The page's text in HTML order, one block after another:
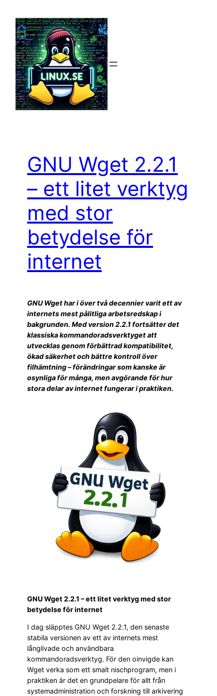
innehåll
GNU Wget 2.2.1
– ett litet verktyg
med stor
betydelse för
internet
GNU Wget har i över två decennier varit ett av
internets mest pålitliga arbetsredskap i
bakgrunden. Med version 2.2.1 fortsätter det
klassiska kommandoradsverktyget att
utvecklas genom förbättrad kompatibilitet,
ökad säkerhet och bättre kontroll över
filhämtning – förändringar som kanske är
osynliga för många, men avgörande för hur
stora delar av internet fungerar i praktiken.
GNU Wget 2.2.1 – ett litet verktyg med stor
betydelse för internet
I dag släpptes GNU Wget 2.2.1, den senaste
stabila versionen av ett av internets mest
långlivade och användbara
kommandoradsverktyg. För den oinvigde kan
Wget verka som ett smalt nischprogram, men i
praktiken är det en grundpelare för allt från
systemadministration och forskning till arkivering